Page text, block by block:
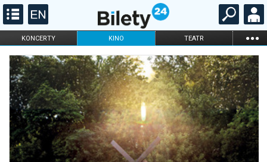
KONCERTY KINO TEATR ...
FILHARMONIA OPERA I BALET
STAND-UP
DLA DZIECI
ONLINE KARNETY